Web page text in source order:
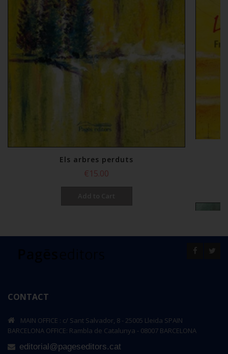
Els arbres perduts
€15.00
CONTACT
MAIN OFFICE : c/ Sant Salvador, 8 - 25005 Lleida SPAIN
BARCELONA OFFICE: Rambla de Catalunya - 08007 BARCELONA
editorial@pageseditors.cat